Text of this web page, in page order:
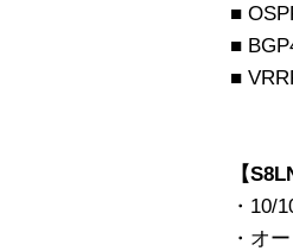
■
■
■
【
・10/
・オ